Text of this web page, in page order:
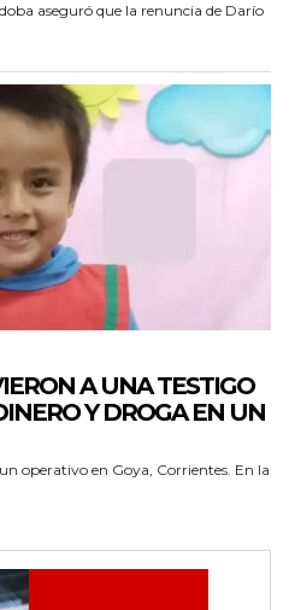
aseguró que la renuncia de Darío
A UNA TESTIGO
Y DROGA EN UN
operativo en Goya, Corrientes. En la